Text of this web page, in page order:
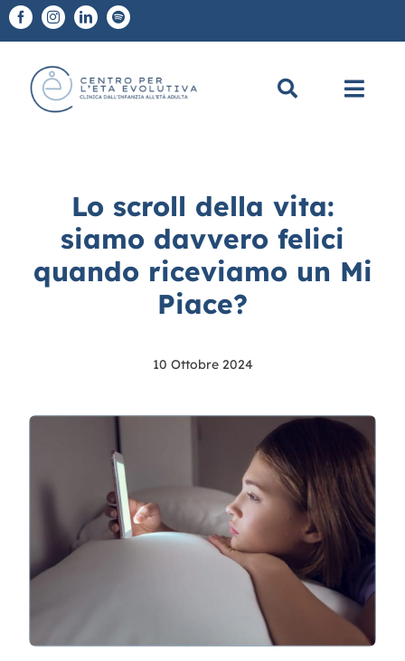
Salta
al
contenuto
A chi ci rivolgiamo
Diagnosi e Terapie
Lo scroll della vita:
siamo davvero felici
quando riceviamo un Mi
Piace?
10 Ottobre 2024